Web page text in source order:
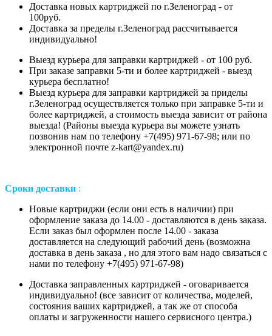
Доставка новых картриджей по г.Зеленоград - от
100руб.
Доставка за пределы г.Зеленоград рассчитывается
индивидуально!
Выезд курьера для заправки картриджей - от 100 руб.
При заказе заправки 5-ти и более картриджей - выезд
курьера бесплатно!
Выезд курьера для заправки картриджей за приделы
г.Зеленоград осуществляется только при заправке 5-ти и
более картриджей, а стоимость выезда зависит от района
выезда! (Районы выезда курьера вы можете узнать
позвонив нам по телефону +7(495) 971-67-98; или по
электронной почте z-kart@yandex.ru)
Сроки доставки :
Новые картриджи (если они есть в наличии) при
оформление заказа до 14.00 - доставляются в день заказа.
Если заказ был оформлен после 14.00 - заказа
доставляется на следующий рабочий день (возможна
доставка в день заказа , но для этого вам надо связаться с
нами по телефону +7(495) 971-67-98)
Доставка заправленных картриджей - оговаривается
индивидуально! (все зависит от количества, моделей,
состояния ваших картриджей, а так же от способа
оплаты и загруженности нашего сервисного центра.)